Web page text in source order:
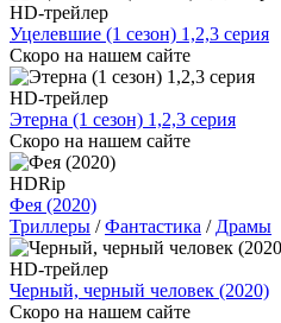
HD-трейлер
Уцелевшие (1 сезон) 1,2,3 серия
Скоро на нашем сайте
HD-трейлер
Этерна (1 сезон) 1,2,3 серия
Скоро на нашем сайте
HDRip
Фея (2020)
Триллеры /Фантастика / Драмы
HD-трейлер
Черный, черный человек (2020)
Скоро на нашем сайте